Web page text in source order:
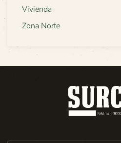
Vivienda
Zona Norte